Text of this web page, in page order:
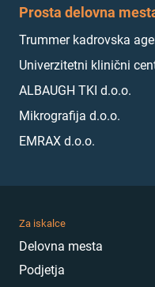
Prosta delovna
Trummer kadrovska
Univerzitetni klinični
ALBAUGH TKI d.o.o.
Mikrografija d.o.o.
EMRAX d.o.o.
Za iskalce
Delovna mesta
Podjetja